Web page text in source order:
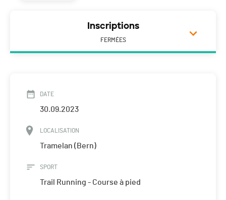
Inscriptions
FERMÉES
DATE
30.09.2023
LOCALISATION
Tramelan (Bern)
SPORT
Trail Running - Course à pied